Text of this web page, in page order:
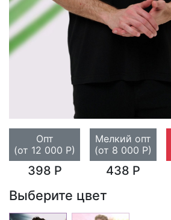
Опт
(от 12 000 Р)
398 Р
Мелкий опт
(от 8 000 Р)
438 Р
Выберите цвет